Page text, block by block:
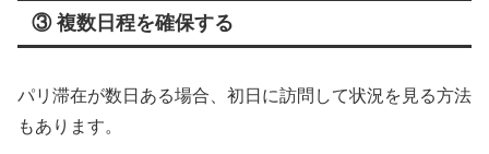
③ 複数日程を確保する
パリ滞在が数日ある場合、初日に訪問して状況を見る方法
もあります。